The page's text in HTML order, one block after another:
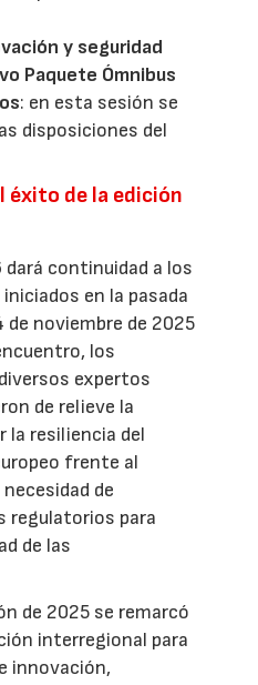
y seguridad
Paquete Ómnibus
: en esta sesión se
disposiciones del
de la edición
dará continuidad a los
en la pasada
de noviembre de 2025
los
expertos
de relieve la
la resiliencia del
frente al
de
regulatorios para
de las
de 2025 se remarcó
interregional para
innovación,